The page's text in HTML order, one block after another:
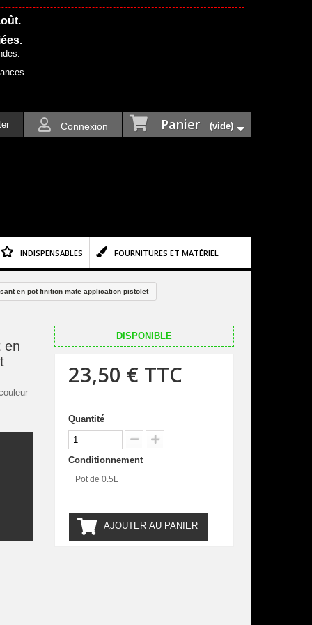
Panier (vide)
Connexion
INDISPENSABLES FOURNITURES ET MATÉRIEL
en pot finition mate application pistolet
en
DISPONIBLE
23,50 € TTC
Quantité
Conditionnement
Pot de 0.5L
AJOUTER AU PANIER